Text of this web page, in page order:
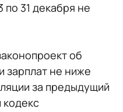
по 31 декабря не
об
зарплат не ниже
за предыдущий
кодекс